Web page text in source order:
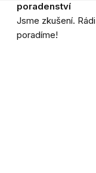
poradenství
Jsme zkušení. Rádi
poradíme!